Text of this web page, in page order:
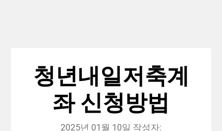
청년내일저축계
좌 신청방법
2025년 01월 10일 작성자: